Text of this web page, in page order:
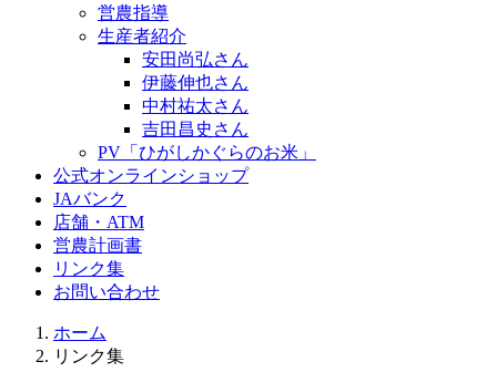
営農指導
生産者紹介
安田尚弘さん
伊藤伸也さん
中村祐太さん
吉田昌史さん
PV「ひがしかぐらのお米」
公式オンラインショップ
JAバンク
店舗・ATM
営農計画書
リンク集
お問い合わせ
ホーム
リンク集